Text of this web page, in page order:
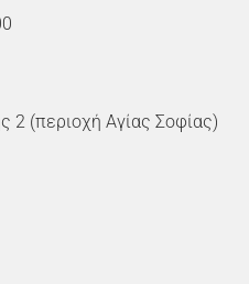
2 (περιοχή Αγίας Σοφίας)